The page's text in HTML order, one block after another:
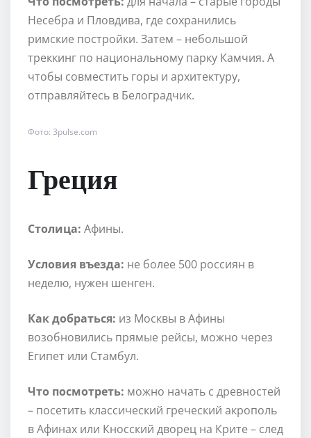
Несебра и Пловдива, где сохранились
римские постройки. Затем – небольшой
треккинг по национальному парку Камчия. А
чтобы совместить горы и архитектуру,
отправляйтесь в Белоградчик.
Фото: 3pulse.com
Греция
Столица: Афины.
Условия въезда: не более 500 россиян в
неделю, нужен шенген.
Как добраться: из Москвы в Афины
возобновились прямые рейсы, можно через
Египет или Стамбул.
Что посмотреть: можно начать с древностей
– посетить классический греческий акрополь
в Афинах или Кносский дворец на Крите – след